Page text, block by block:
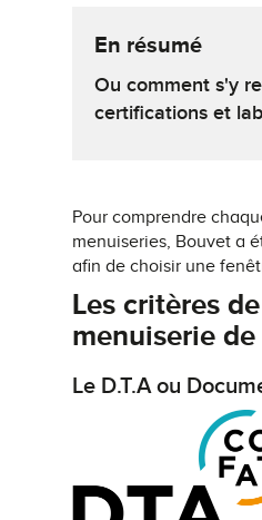
En résumé
Ou comment s'y
certifications et
Pour comprendre
menuiseries, Bouvet a
afin de choisir une
Les critères
menuiserie
Le D.T.A ou